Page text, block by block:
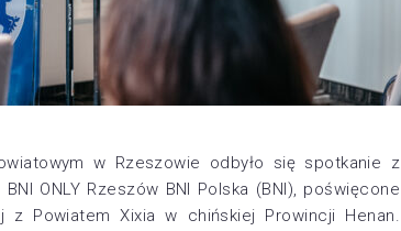
w Rzeszowie odbyło się spotkanie z
BNI ONLY Rzeszów BNI Polska (BNI), poświęcone
z Powiatem Xixia w chińskiej Prowincji Henan.